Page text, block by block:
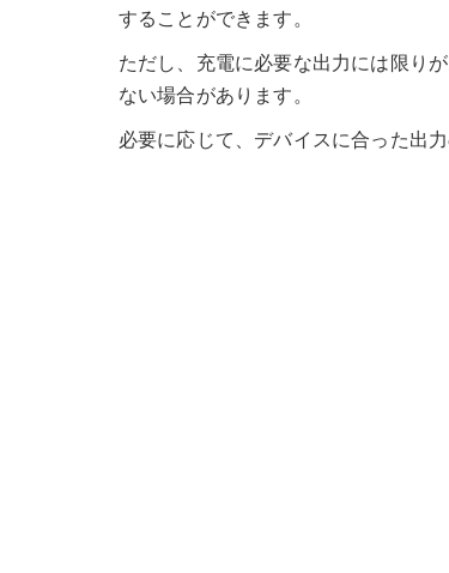
することができます。
ただし、充電に必要な出力には限り
ない場合があります。
必要に応じて、デバイスに合った出